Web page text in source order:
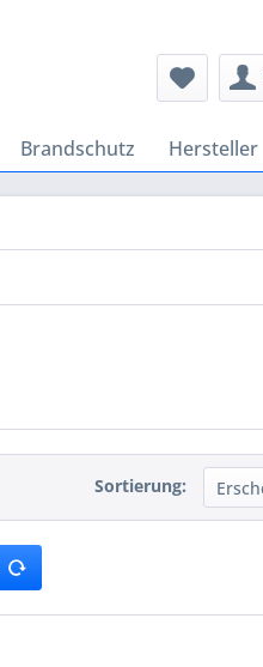
Brandschutz Hersteller
Sortierung: